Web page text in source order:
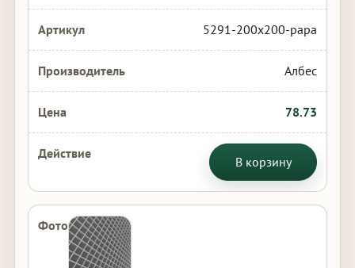
5291-200x200-papa
Албес
78.73
В корзину